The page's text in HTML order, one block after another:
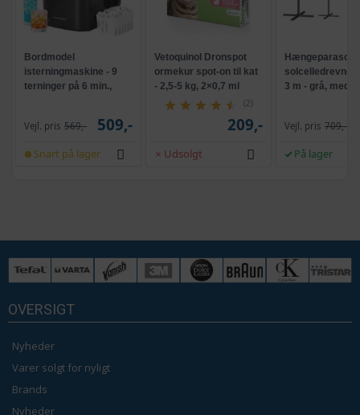
Bordmodel
isterningmaskine - 9
terninger på 6 min.,
Vejl. pris 569,- 509,-
Snart på lager
Vetoquinol Dronspot
ormekur spot-on til kat
- 2,5-5 kg, 2×0,7 ml
(2)
209,-
Udsolgt
Hængeparasols
solcelledrevne
3 m - grå, med
Vejl. pris 709,-
På lager
OVERSIGT
Nyheder
Varer solgt for nyligt
Brands
Nyheder